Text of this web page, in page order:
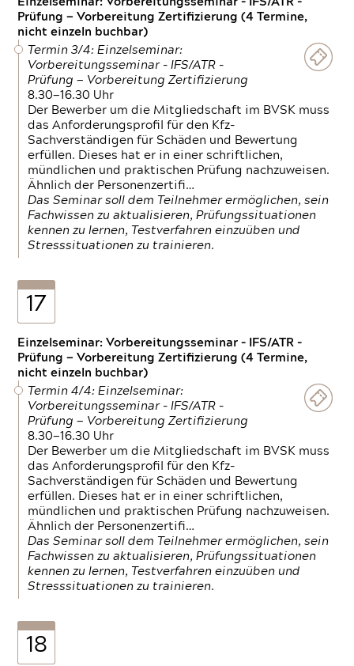
Prüfung — Vorbereitung Zertifizierung (4 Termine,
nicht einzeln buchbar)
Termin 3/4: Einzelseminar:
Vorbereitungsseminar - IFS/ATR -
Prüfung — Vorbereitung Zertifizierung
8.30—16.30 Uhr
Der Bewerber um die Mitgliedschaft im BVSK muss
das Anforderungsprofil für den Kfz-
Sachverständigen für Schäden und Bewertung
erfüllen. Dieses hat er in einer schriftlichen,
mündlichen und praktischen Prüfung nachzuweisen.
Ähnlich der Personenzertifi…
Das Seminar soll dem Teilnehmer ermöglichen, sein
Fachwissen zu aktualisieren, Prüfungssituationen
kennen zu lernen, Testverfahren einzuüben und
Stresssituationen zu trainieren.
17
Einzelseminar: Vorbereitungsseminar - IFS/ATR -
Prüfung — Vorbereitung Zertifizierung (4 Termine,
nicht einzeln buchbar)
Termin 4/4: Einzelseminar:
Vorbereitungsseminar - IFS/ATR -
Prüfung — Vorbereitung Zertifizierung
8.30—16.30 Uhr
Der Bewerber um die Mitgliedschaft im BVSK muss
das Anforderungsprofil für den Kfz-
Sachverständigen für Schäden und Bewertung
erfüllen. Dieses hat er in einer schriftlichen,
mündlichen und praktischen Prüfung nachzuweisen.
Ähnlich der Personenzertifi…
Das Seminar soll dem Teilnehmer ermöglichen, sein
Fachwissen zu aktualisieren, Prüfungssituationen
kennen zu lernen, Testverfahren einzuüben und
Stresssituationen zu trainieren.
18